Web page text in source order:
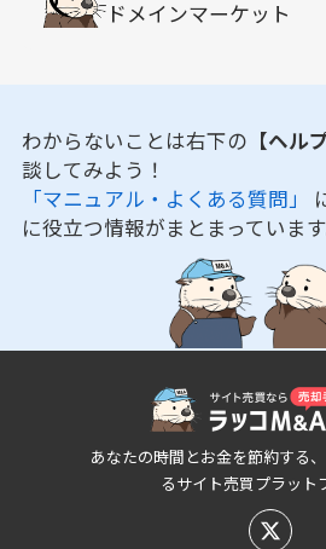
ドメインマーケット
わからないことは右下の 【ヘル
談してみよう！
「マニュアル・よくある質問」
に役立つ情報がまとまっています
あなたの時間とお金を節約する
るサイト売買プラット